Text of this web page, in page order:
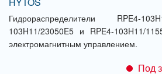
Гидрораспределители RPE4-
103H11/23050E5 и RPE4-103H11/
электромагнитным управлением.
Под